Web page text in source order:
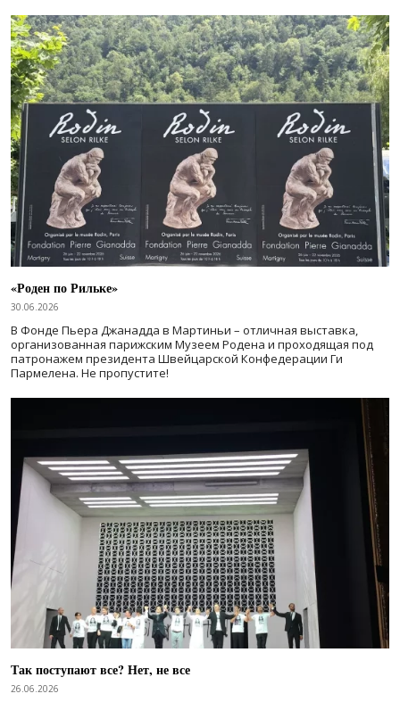
«Роден по Рильке»
30.06.2026
В Фонде Пьера Джанадда в Мартиньи – отличная выставка,
организованная парижским Музеем Родена и проходящая под
патронажем президента Швейцарской Конфедерации Ги
Пармелена. Не пропустите!
Так поступают все? Нет, не все
26.06.2026